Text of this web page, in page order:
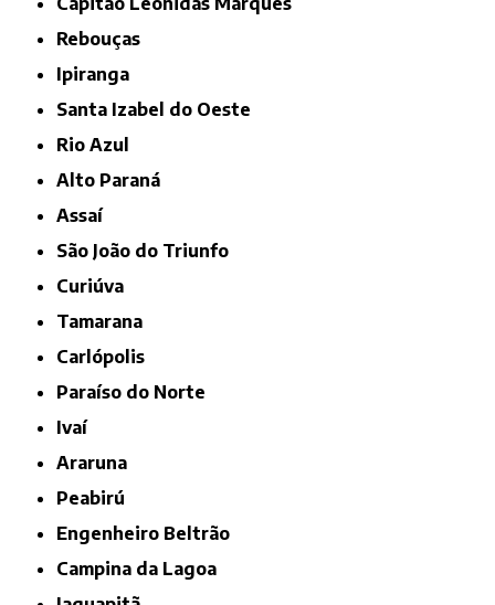
Rebouças
Ipiranga
Santa Izabel do Oeste
Rio Azul
Alto Paraná
Assaí
São João do Triunfo
Curiúva
Tamarana
Carlópolis
Paraíso do Norte
Ivaí
Araruna
Peabirú
Engenheiro Beltrão
Campina da Lagoa